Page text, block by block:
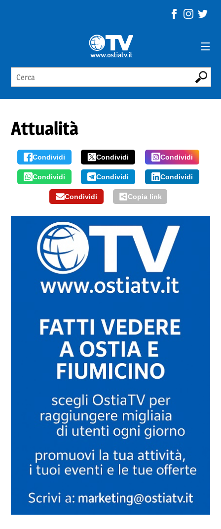
Attualità
Condividi Condividi Condividi
Condividi Condividi Condividi
Condividi Copia link